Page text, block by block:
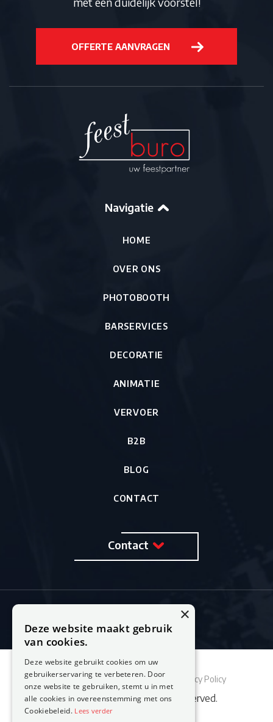
OFFERTE AANVRAGEN
Navigatie
HOME
OVER ONS
PHOTOBOOTH
BARSERVICES
DECORATIE
ANIMATIE
VERVOER
B2B
BLOG
CONTACT
Contact
Sitemap Cookie Policy Privacy Policy
© 2026 Feestburo. All rights reserved.
×
Deze website maakt gebruik
van cookies.
Deze website gebruikt cookies om uw
gebruikerservaring te verbeteren. Door
onze website te gebruiken, stemt u in met
alle cookies in overeenstemming met ons
Cookiebeleid. Lees verder